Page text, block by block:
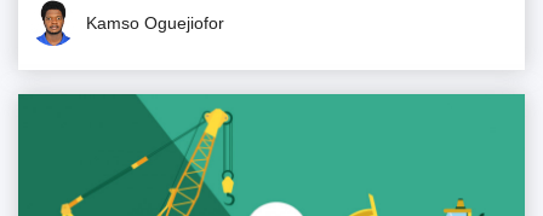
Kamso Oguejiofor